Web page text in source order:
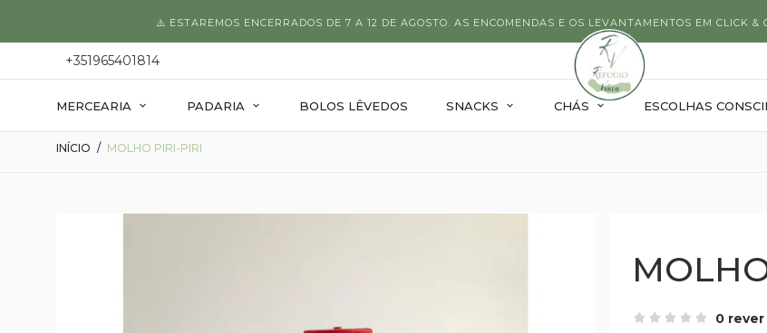
⚠️ ESTAREMOS ENCERRADOS DE 7 A 12 DE AGOSTO. AS ENCOMENDAS E OS LEVANTAMENTOS EM CLICK &
+351965401814
MERCEARIA PADARIA BOLOS LÊVEDOS SNACKS CHÁS ESCOLHAS
INÍCIO MOLHO PIRI-PIRI
0 rever